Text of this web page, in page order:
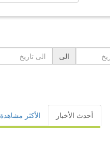
الى
أحدث الأخبار الأكثر مشاهدة